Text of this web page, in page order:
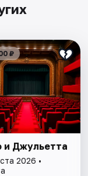
₽
и Джульетта
2026 •